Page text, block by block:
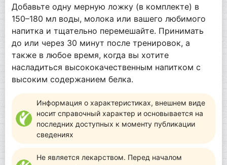
Добавьте одну мерную ложку (в комплекте) в
150–180 мл воды, молока или вашего любимого
напитка и тщательно перемешайте. Принимать
до или через 30 минут после тренировок, а
также в любое время, когда вы хотите
насладиться высококачественным напитком с
высоким содержанием белка.
Информация о характеристиках, внешнем виде
носит справочный характер и основывается на
последних доступных к моменту публикации
сведениях
Не является лекарством. Перед началом